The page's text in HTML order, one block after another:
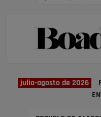
julio-agosto de 2026